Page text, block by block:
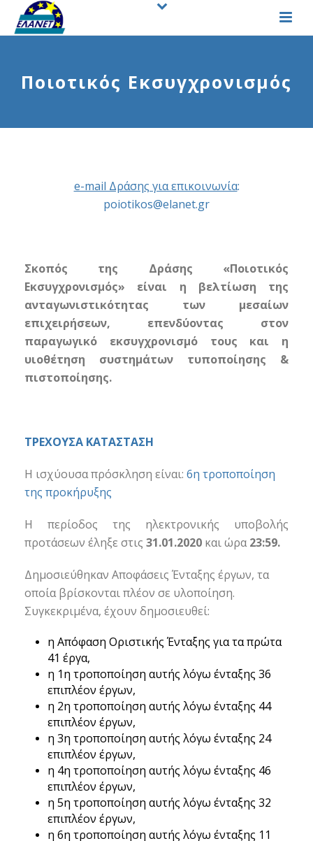
Ποιοτικός Εκσυγχρονισμός
e-mail Δράσης για επικοινωνία:
poiotikos@elanet.gr
Σκοπός της Δράσης «Ποιοτικός
Εκσυγχρονισμός» είναι η βελτίωση της
ανταγωνιστικότητας των μεσαίων
επιχειρήσεων, επενδύοντας στον
παραγωγικό εκσυγχρονισμό τους και η
υιοθέτηση συστημάτων τυποποίησης &
πιστοποίησης.
ΤΡΕΧΟΥΣΑ ΚΑΤΑΣΤΑΣΗ
Η ισχύουσα πρόσκληση είναι: 6η τροποποίηση
της προκήρυξης
Η περίοδος της ηλεκτρονικής υποβολής
προτάσεων έληξε στις 31.01.2020 και ώρα23:59.
Δημοσιεύθηκαν Αποφάσεις Ένταξης έργων, τα
οποία βρίσκονται πλέον σε υλοποίηση.
Συγκεκριμένα, έχουν δημοσιευθεί:
η Απόφαση Οριστικής Ένταξης για τα πρώτα
41 έργα,
η 1η τροποποίηση αυτής λόγω ένταξης 36
επιπλέον έργων,
η 2η τροποποίηση αυτής λόγω ένταξης 44
επιπλέον έργων,
η 3η τροποποίηση αυτής λόγω ένταξης 24
επιπλέον έργων,
η 4η τροποποίηση αυτής λόγω ένταξης 46
επιπλέον έργων,
η 5η τροποποίηση αυτής λόγω ένταξης 32
επιπλέον έργων,
η 6η τροποποίηση αυτής λόγω ένταξης 11